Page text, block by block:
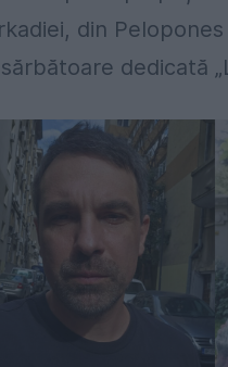
din
dedicată